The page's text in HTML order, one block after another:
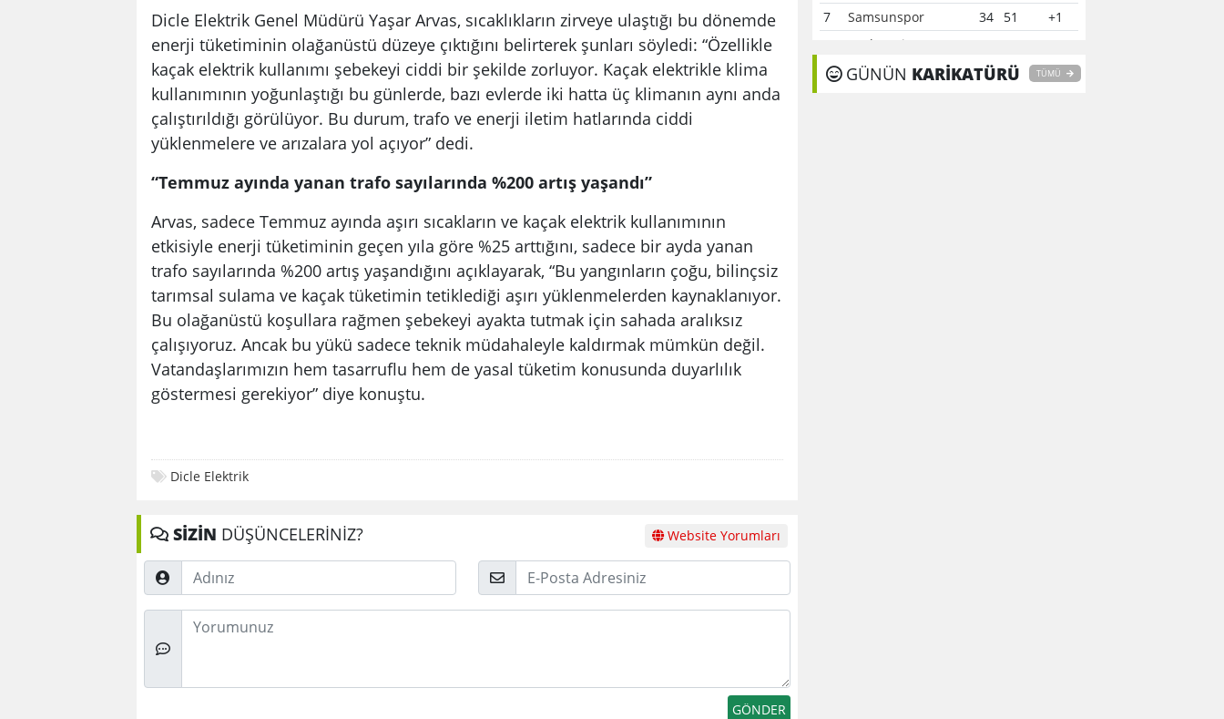
Dicle Elektrik Genel Müdürü Yaşar Arvas, sıcaklıkların zirveye ulaştığı bu dönemde
enerji tüketiminin olağanüstü düzeye çıktığını belirterek şunları söyledi: “Özellikle
kaçak elektrik kullanımı şebekeyi ciddi bir şekilde zorluyor. Kaçak elektrikle klima
kullanımının yoğunlaştığı bu günlerde, bazı evlerde iki hatta üç klimanın aynı anda
çalıştırıldığı görülüyor. Bu durum, trafo ve enerji iletim hatlarında ciddi
yüklenmelere ve arızalara yol açıyor” dedi.
“Temmuz ayında yanan trafo sayılarında %200 artış yaşandı”
Arvas, sadece Temmuz ayında aşırı sıcakların ve kaçak elektrik kullanımının
etkisiyle enerji tüketiminin geçen yıla göre %25 arttığını, sadece bir ayda yanan
trafo sayılarında %200 artış yaşandığını açıklayarak, “Bu yangınların çoğu, bilinçsiz
tarımsal sulama ve kaçak tüketimin tetiklediği aşırı yüklenmelerden kaynaklanıyor.
Bu olağanüstü koşullara rağmen şebekeyi ayakta tutmak için sahada aralıksız
çalışıyoruz. Ancak bu yükü sadece teknik müdahaleyle kaldırmak mümkün değil.
Vatandaşlarımızın hem tasarruflu hem de yasal tüketim konusunda duyarlılık
göstermesi gerekiyor” diye konuştu.
Dicle Elektrik
SİZİN DÜŞÜNCELERİNİZ? Website Yorumları
Adınız
Posta
Düşünceleriniz
7
Samsunspor 34 51
+1
Çaykur Rizespor
9
Konyaspor 34 40
-7
GÜNÜN KARİKATÜRÜ TÜMÜ